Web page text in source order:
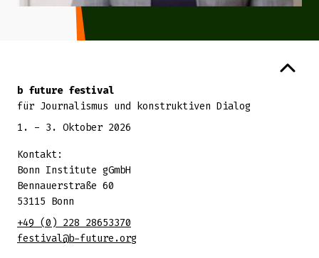
b future festival
für Journalismus und konstruktiven Dialog
1. - 3. Oktober 2026
Kontakt:
Bonn Institute gGmbH
Bennauerstraße 60
53115 Bonn
+49 (0) 228 28653370
festival@b-future.org